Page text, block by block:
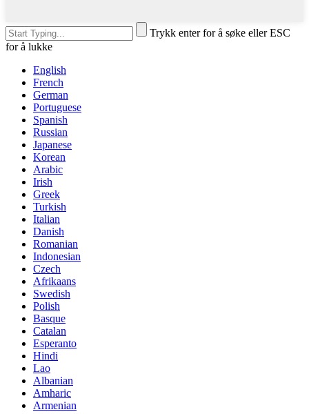
Trykk enter for å søke eller ESC
for å lukke
English
French
German
Portuguese
Spanish
Russian
Japanese
Korean
Arabic
Irish
Greek
Turkish
Italian
Danish
Romanian
Indonesian
Czech
Afrikaans
Swedish
Polish
Basque
Catalan
Esperanto
Hindi
Lao
Albanian
Amharic
Armenian